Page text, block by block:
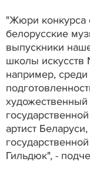
"Жюри конкурса
белорусские
выпускники
школы
например, среди
художественный
артист
Гильдюк", -